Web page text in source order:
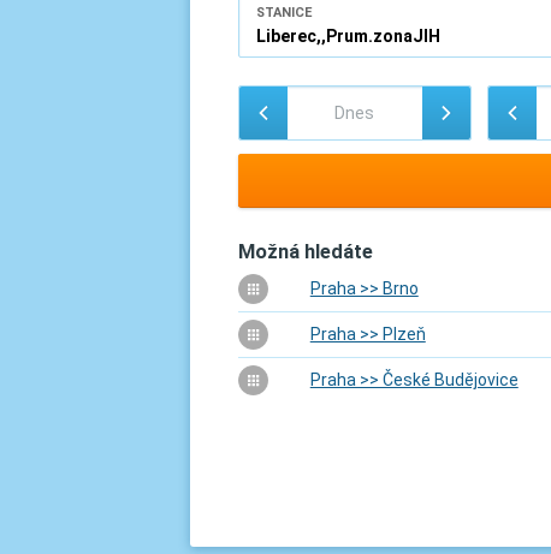
STANICE
Možná hledáte
Praha >> Brno
Praha >> Plzeň
Praha >> České Budějovice